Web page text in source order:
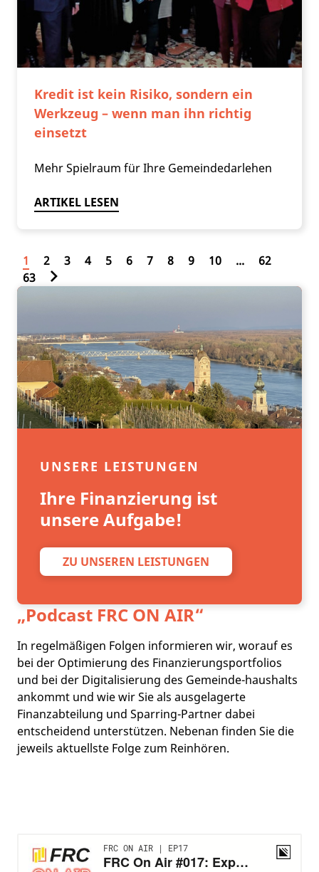
Kredit ist kein Risiko, sondern ein
Werkzeug – wenn man ihn richtig
einsetzt
Mehr Spielraum für Ihre Gemeindedarlehen
ARTIKEL LESEN
1 2 3 4 5 6 7 8 9 10 ...
62
63
UNSERE LEISTUNGEN
Ihre Finanzierung ist
unsere Aufgabe!
ZU UNSEREN LEISTUNGEN
„Podcast FRC ON AIR“
In regelmäßigen Folgen informieren wir, worauf es
bei der Optimierung des Finanzierungsportfolios
und bei der Digitalisierung des Gemeinde-haushalts
ankommt und wie wir Sie als ausgelagerte
Finanzabteilung und Sparring-Partner dabei
entscheidend unterstützen. Nebenan finden Sie die
jeweils aktuellste Folge zum Reinhören.